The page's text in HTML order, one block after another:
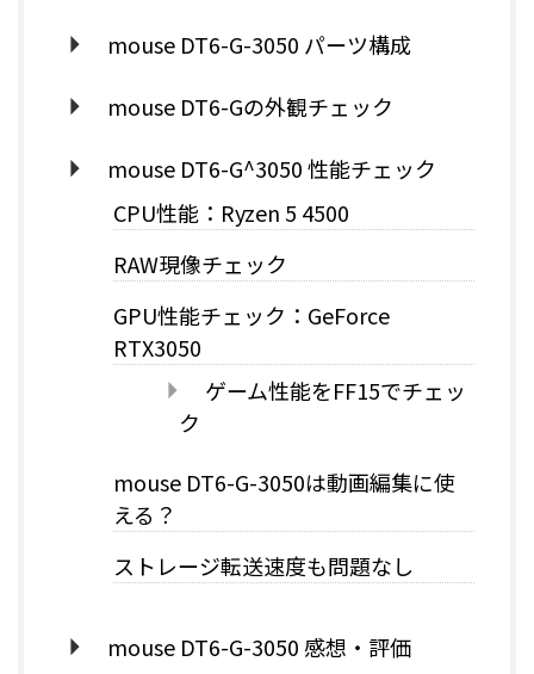
mouse DT6-G-3050 パーツ構成
mouse DT6-Gの外観チェック
mouse DT6-G^3050 性能チェック
CPU性能：Ryzen 5 4500
RAW現像チェック
GPU性能チェック：GeForce
RTX3050
ゲーム性能をFF15でチェッ
ク
mouse DT6-G-3050は動画編集に使
える？
ストレージ転送速度も問題なし
mouse DT6-G-3050 感想・評価